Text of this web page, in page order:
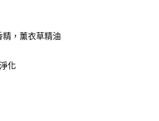
確認交易或遇審核未通過，訂單將自動取
況，表示未達大哥付你分期系統評分，恕無
大哥付你分期」於每月結算日後寄送繳費提
選擇「超商條碼／台灣大直營門市／銀行轉
」等通路繳費。
綁卡、不需儲值。
認證，即可結帳。
，再付款。
】
享後付」後，將跳轉至「AFTEE先享後付」
繳費通知簡訊。
上)免運費
精，薰衣草精油
化